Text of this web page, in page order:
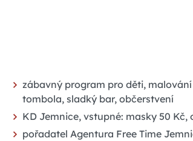
zábavný program pro děti,
tombola, sladký bar, občerstvení
KD Jemnice, vstupné: masky 50 Kč,
pořadatel Agentura Free Time